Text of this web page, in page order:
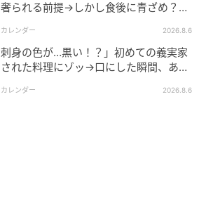
られる前提→しかし食後に青ざめ？通
レンダー 2026.8.6
刺身の色が…黒い！？」初めての義実家
れた料理にゾッ→口にした瞬間、あ
レンダー 2026.8.6